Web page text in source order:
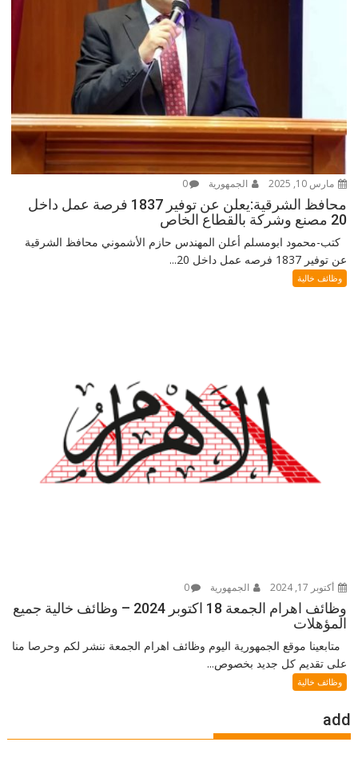
مارس 10, 2025 الجمهورية 0
محافظ الشرقية:يعلن عن توفير 1837 فرصة عمل داخل
20 مصنع وشركة بالقطاع الخاص
كتب-محمود ابومسلم أعلن المهندس حازم الأشموني محافظ الشرقية
عن توفير 1837 فرصه عمل داخل 20...
وظائف خالية
أكتوبر 17, 2024 الجمهورية 0
وظائف اهرام الجمعة 18 اكتوبر 2024 – وظائف خالية جميع
المؤهلات
متابعينا موقع الجمهورية اليوم وظائف اهرام الجمعة ننشر لكم وحرصا منا
على تقديم كل جديد بخصوص...
وظائف خالية
add